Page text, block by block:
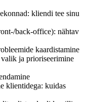
kliendi tee sinu
back-office): nähtav
kaardistamine
valik ja prioriseerimine
klientidega: kuidas